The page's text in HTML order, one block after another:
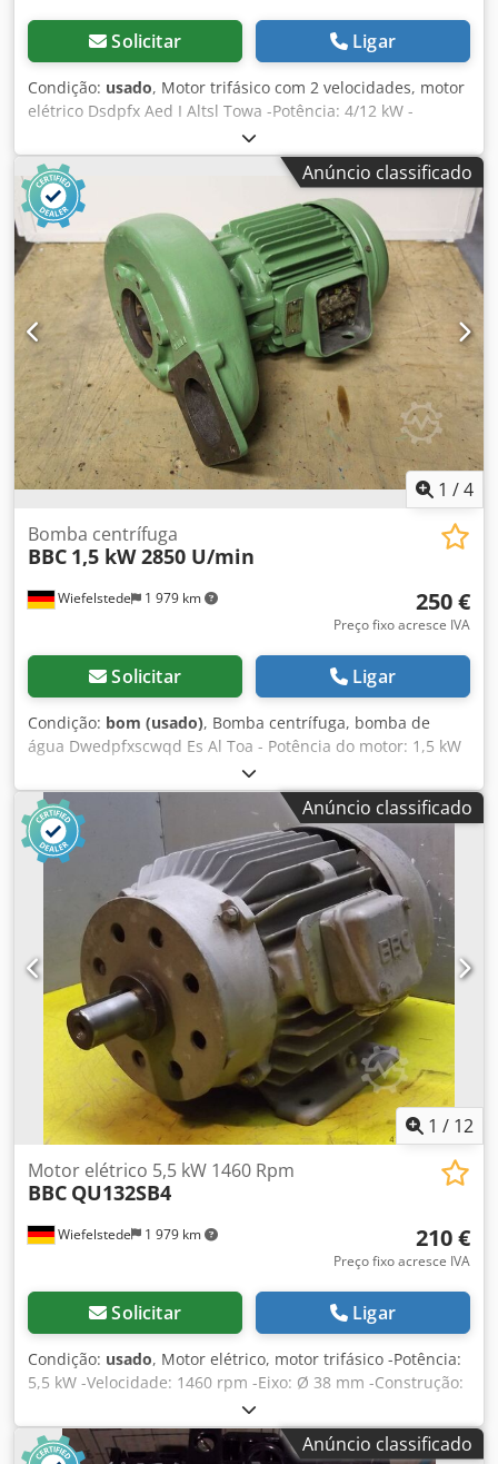
Solicitar Ligar
Condição: usado, Motor trifásico com 2 velocidades, motor
elétrico Dsdpfx Aed I Altsl Towa -Potência: 4/12 kW -
Rotação: 980/1470 rpm -Eixo: Ø 42 x 110 mm -Forma
construtiva: B3 -Comutável por polos -Grau de proteção: IP
44 -Dimensões: 630/460/A320 mm -Peso: 129 kgAnúncio classificado
1 /4
Wiefelstede 1 979 km
Bomba centrífuga
BBC 1,5 kW 2850 U/min
250 €
Preço fixo acresce IVA
Solicitar Ligar
Condição: bom (usado), Bomba centrífuga, bomba de
água Dwedpfxscwqd Es Al Toa - Potência do motor: 1,5 kW
- Velocidade: 2850 rpm - Vazão: não especificada - Conexão
do tubo de entrada: 90 mm - Conexão do tubo de saída: 79
mm - Dimensões: 360/240/A370 mm - Peso: 31 kg
Anúncio classificado
1 / 12
Wiefelstede 1 979 km
Motor elétrico 5,5 kW 1460 Rpm
BBC QU132SB4
210 €
Preço fixo acresce IVA
Solicitar Ligar
Condição: usado, Motor elétrico, motor trifásico -Potência:
5,5 kW -Velocidade: 1460 rpm -Eixo: Ø 38 mm -Construção:
B3 -Classe de protecção: IP 33 -Preço: por peça -Número:
3x disponível -Dimensões: 460/320/H260 mm -Peso: 58 kg
Dodpfx Alscncq Us Tjwa
Anúncio classificado